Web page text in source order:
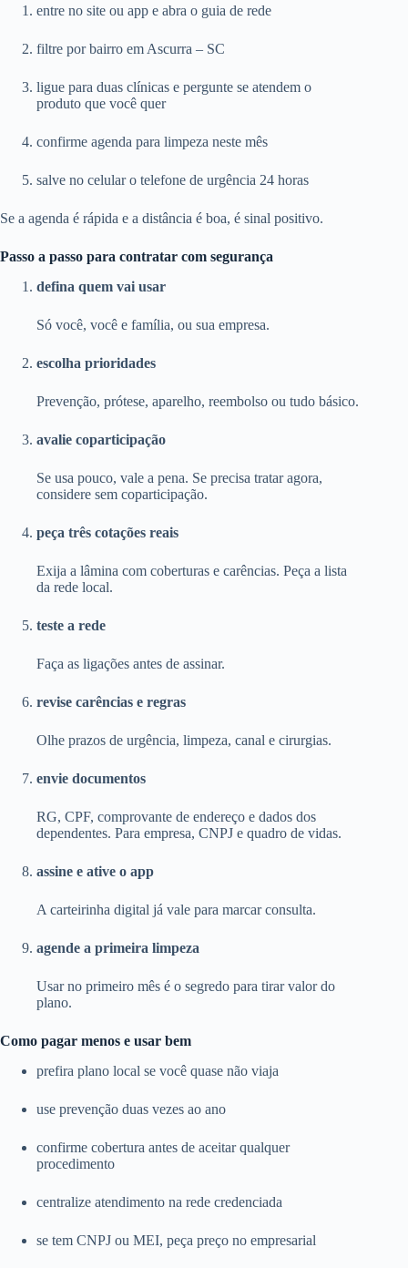
entre no site ou app e abra o guia de rede
filtre por bairro em Ascurra – SC
ligue para duas clínicas e pergunte se atendem o
produto que você quer
confirme agenda para limpeza neste mês
salve no celular o telefone de urgência 24 horas
Se a agenda é rápida e a distância é boa, é sinal positivo.
Passo a passo para contratar com segurança
defina quem vai usar
Só você, você e família, ou sua empresa.
escolha prioridades
Prevenção, prótese, aparelho, reembolso ou tudo básico.
avalie coparticipação
Se usa pouco, vale a pena. Se precisa tratar agora,
considere sem coparticipação.
peça três cotações reais
Exija a lâmina com coberturas e carências. Peça a lista
da rede local.
teste a rede
Faça as ligações antes de assinar.
revise carências e regras
Olhe prazos de urgência, limpeza, canal e cirurgias.
envie documentos
RG, CPF, comprovante de endereço e dados dos
dependentes. Para empresa, CNPJ e quadro de vidas.
assine e ative o app
A carteirinha digital já vale para marcar consulta.
agende a primeira limpeza
Usar no primeiro mês é o segredo para tirar valor do
plano.
Como pagar menos e usar bem
prefira plano local se você quase não viaja
use prevenção duas vezes ao ano
confirme cobertura antes de aceitar qualquer
procedimento
centralize atendimento na rede credenciada
se tem CNPJ ou MEI, peça preço no empresarial